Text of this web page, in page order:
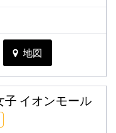
地図
イオンモール